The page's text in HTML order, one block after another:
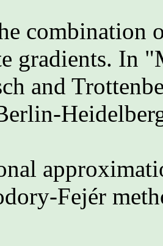
combination
gradients. In
and
Fejér